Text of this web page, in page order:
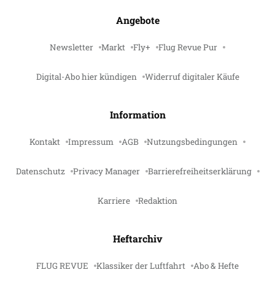
Angebote
Newsletter Markt Fly+ Flug Revue Pur
Digital-Abo hier kündigen Widerruf digitaler Käufe
Information
Kontakt Impressum AGB Nutzungsbedingungen
Datenschutz Privacy Manager Barrierefreiheitserklärung
Karriere Redaktion
Heftarchiv
FLUG REVUE Klassiker der Luftfahrt Abo & Hefte